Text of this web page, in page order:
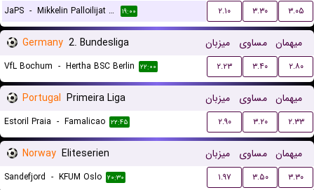
JaPS - Mikkelin Palloilijat MP ۱۹:۰۰ ۲.۱۰ ۳.۳۰ ۳.۰۵
Germany 2. Bundesliga میزبان مساوی میهمان
VfL Bochum - Hertha BSC Berlin ۲۲:۰۰ ۲.۲۳ ۳.۴۰ ۲.۸۰
Portugal Primeira Liga میزبان مساوی میهمان
Estoril Praia - Famalicao ۲۲:۴۵ ۲.۹۰ ۳.۲۰ ۲.۳۳
Norway Eliteserien میزبان مساوی میهمان
Sandefjord - KFUM Oslo ۲۰:۳۰ ۱.۹۷ ۳.۵۰ ۳.۳۰